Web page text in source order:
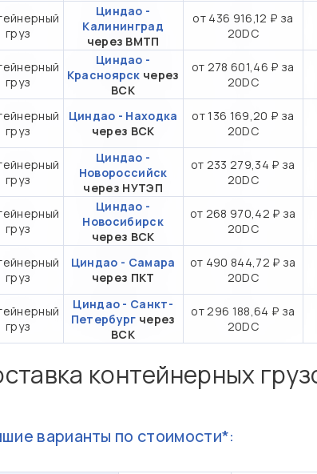
груз
Циндао -
Калининград
через ВМТП
от 436 916,12 ₽ за
20DC
груз
Циндао -
Красноярск через
ВСК
от 278 601,46 ₽ за
20DC
груз
Циндао - Находка
через ВСК
от 136 169,20 ₽ за
20DC
груз
Циндао -
Новороссийск
через НУТЭП
от 233 279,34 ₽ за
20DC
груз
Циндао -
Новосибирск
через ВСК
от 268 970,42 ₽ за
20DC
груз
Циндао - Самара
через ПКТ
от 490 844,72 ₽ за
20DC
груз
Циндао - Санкт-
Петербург через
ВСК
от 296 188,64 ₽ за
20DC
контейнерных
варианты по стоимости*: